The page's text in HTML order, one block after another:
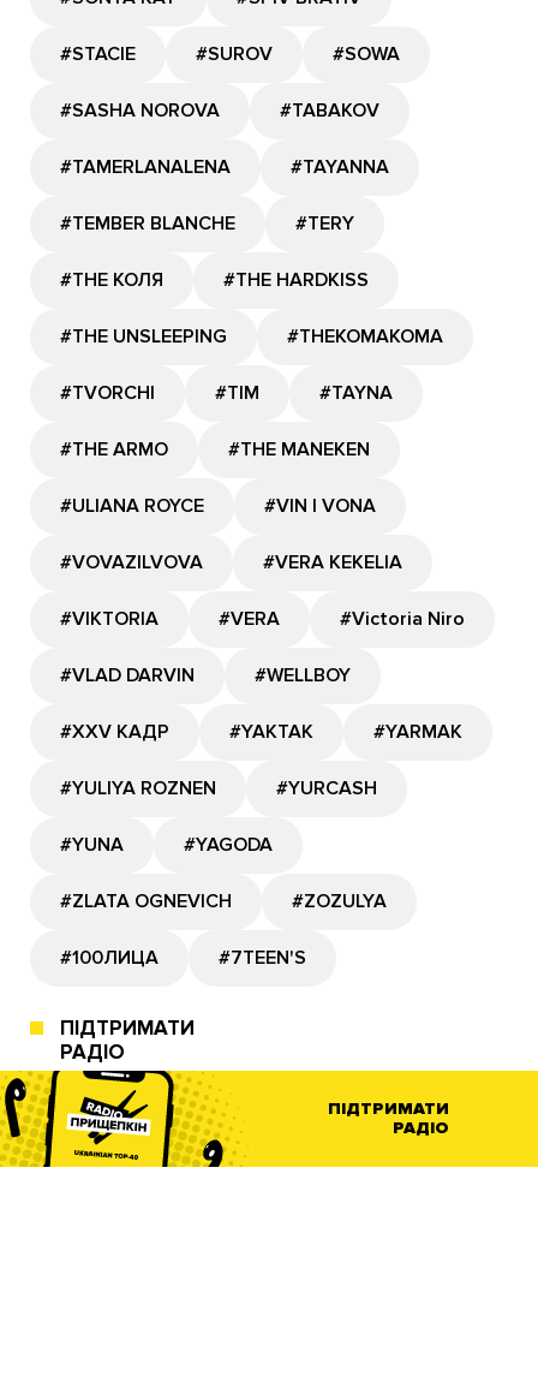
#STACIE #SUROV #SOWA
#SASHA NOROVA #TABAKOV
#TAMERLANALENA #TAYANNA
#TEMBER BLANCHE #TERY
#THE КОЛЯ #THE HARDKISS
#THE UNSLEEPING #THEKOMAKOMA
#TVORCHI #TIM #TAYNA
#THE ARMO #THE MANEKEN
#ULIANA ROYCE #VIN I VONA
#VOVAZILVOVA #VERA KEKELIA
#VIKTORIA #VERA #Victoria Niro
#VLAD DARVIN #WELLBOY
#XXV КАДР #YAKTAK #YARMAK
#YULIYA ROZNEN #YURCASH
#YUNA #YAGODA
#ZLATA OGNEVICH #ZOZULYA
#100ЛИЦА #7TEEN'S
ПІДТРИМАТИ
РАДІО
ПІДТРИМАТИ
РАДІО